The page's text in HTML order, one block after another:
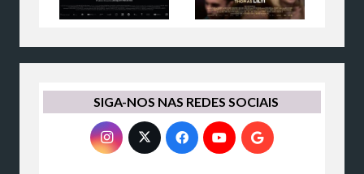
SIGA-NOS NAS REDES SOCIAIS